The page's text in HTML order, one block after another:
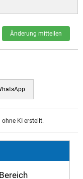
Änderung mitteilen
ohne KI erstellt.